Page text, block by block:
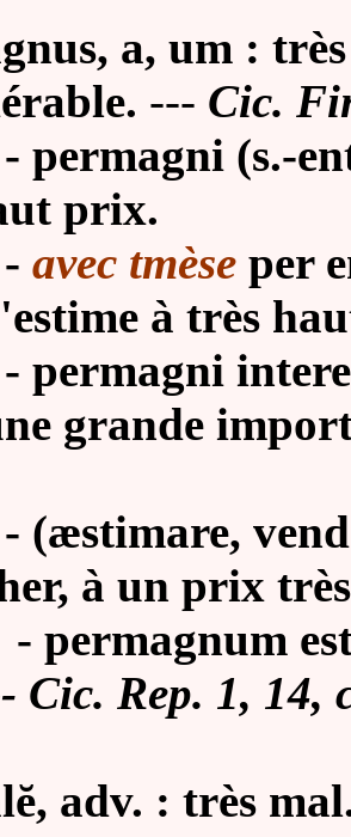
a, um :
--- Cic.
(s.-ent.
prix.
avec tmèse per
à très
grande
à un prix
permagnum
Cic. Rep. 1, 14,
adv. : très